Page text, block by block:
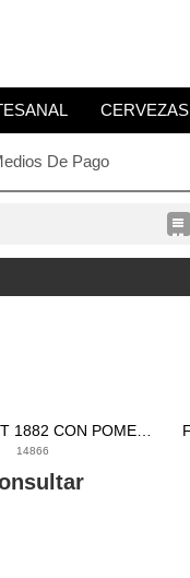
CERVEZAS
De Pago
14866